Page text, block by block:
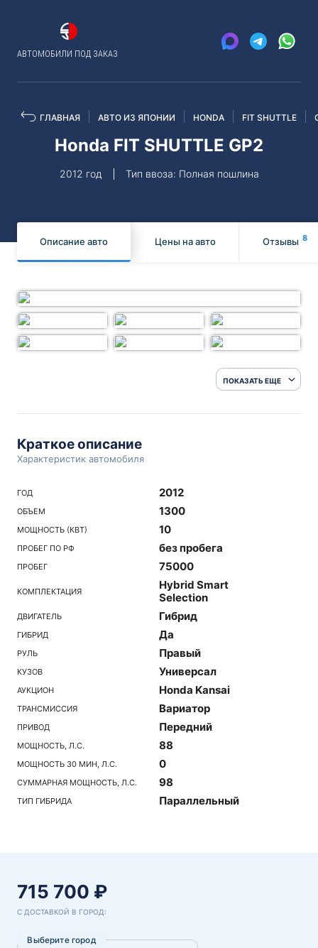
АВТОМОБИЛИ ПОД ЗАКАЗ
ГЛАВНАЯ АВТО ИЗ ЯПОНИИ HONDA FIT SHUTTLE
Honda FIT SHUTTLE GP2
2012 год Тип ввоза: Полная пошлина
Описание авто Цены на авто Отзывы 8
ПОКАЗАТЬ ЕЩЕ
Краткое описание
Характеристик автомобиля
ГОД 2012
ОБЪЕМ 1300
МОЩНОСТЬ (КВТ) 10
ПРОБЕГ ПО РФ без пробега
ПРОБЕГ 75000
КОМПЛЕКТАЦИЯ
Hybrid Smart
Selection
ДВИГАТЕЛЬ Гибрид
ГИБРИД Да
РУЛЬ Правый
КУЗОВ Универсал
АУКЦИОН Honda Kansai
ТРАНСМИССИЯ Вариатор
ПРИВОД Передний
МОЩНОСТЬ, Л.С. 88
МОЩНОСТЬ 30 МИН, Л.С. 0
СУММАРНАЯ МОЩНОСТЬ, Л.С. 98
ТИП ГИБРИДА Параллельный
715 700 ₽
С ДОСТАВКОЙ В ГОРОД:
Выберите город